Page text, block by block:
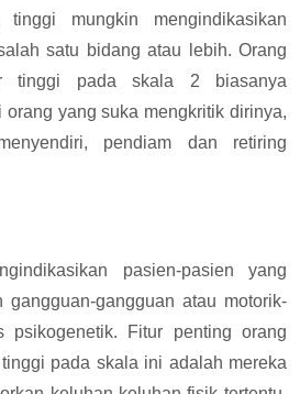
mungkin mengindikasikan
satu bidang atau lebih. Orang
tinggi pada skala 2 biasanya
yang suka mengkritik dirinya,
pendiam dan retiring
pasien-pasien yang
gangguan-gangguan atau motorik-
psikogenetik. Fitur penting orang
pada skala ini adalah mereka